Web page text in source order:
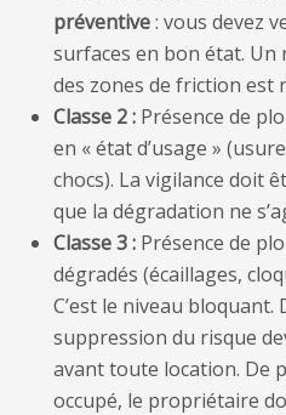
préventive: vous devez
surfaces en bon état.
des zones de friction est
Classe 2 : Présence de
en « état d’usage »
chocs). La vigilance doit
que la dégradation ne
Classe 3 : Présence de
dégradés (écaillages,
C’est le niveau bloquant.
suppression du risque
avant toute location. De
occupé, le propriétaire